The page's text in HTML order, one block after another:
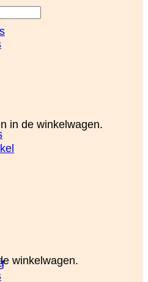
in de winkelwagen.
winkelwagen.